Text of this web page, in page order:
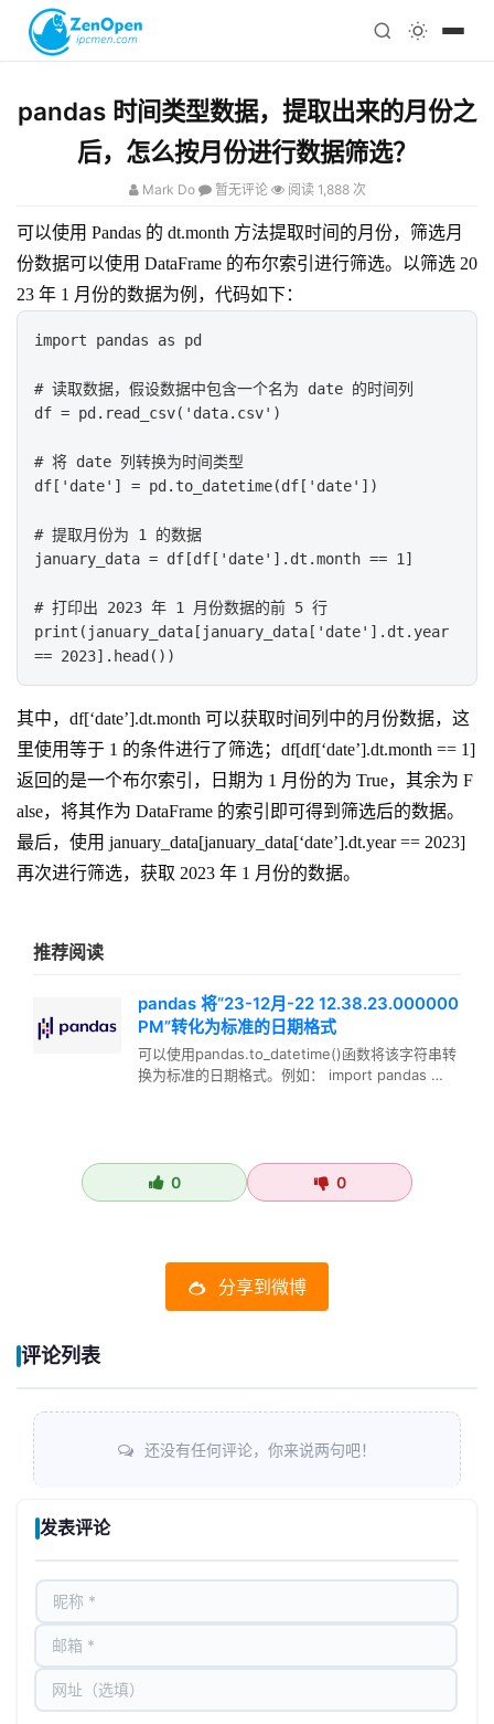
科技
心理
注册
pandas 时间类型数据，提取出来的月份之
后，怎么按月份进行数据筛选？
Mark Do 暂无评论 阅读 1,888 次
可以使用 Pandas 的 dt.month 方法提取时间的月份，筛选月
份数据可以使用 DataFrame 的布尔索引进行筛选。以筛选 20
23 年 1 月份的数据为例，代码如下：
import pandas as pd
# 读取数据，假设数据中包含一个名为 date 的时间列
df = pd.read_csv('data.csv')
# 将 date 列转换为时间类型
df['date'] = pd.to_datetime(df['date'])
# 提取月份为 1 的数据
january_data = df[df['date'].dt.month == 1]
# 打印出 2023 年 1 月份数据的前 5 行
print(january_data[january_data['date'].dt.year
== 2023].head())
其中，df[‘date’].dt.month 可以获取时间列中的月份数据，这
里使用等于 1 的条件进行了筛选；df[df[‘date’].dt.month == 1]
返回的是一个布尔索引，日期为 1 月份的为 True，其余为 F
alse，将其作为 DataFrame 的索引即可得到筛选后的数据。
最后，使用 january_data[january_data[‘date’].dt.year == 2023]
再次进行筛选，获取 2023 年 1 月份的数据。
推荐阅读
pandas 将“23-12月-22 12.38.23.000000
PM”转化为标准的日期格式
可以使用pandas.to_datetime()函数将该字符串转
换为标准的日期格式。例如： import pandas …
0 0
分享到微博
评论列表
还没有任何评论，你来说两句吧！
发表评论